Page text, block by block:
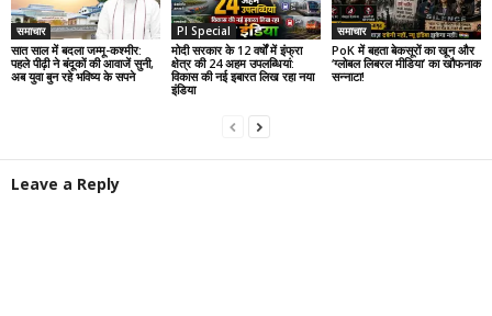
समाचार
सात साल में बदला जम्मू-कश्मीर:
पहले पीढ़ी ने बंदूकों की आवाजें सुनी,
अब युवा बुन रहे भविष्य के सपने
PI Special
मोदी सरकार के 12 वर्षों में इंफ्रा
क्षेत्र की 24 अहम उपलब्धियां:
विकास की नई इबारत लिख रहा नया
इंडिया
समाचार
PoK में बहता बेकसूरों का खून और
‘ग्लोबल लिबरल मीडिया’ का खौफनाक
सन्नाटा!
Leave a Reply